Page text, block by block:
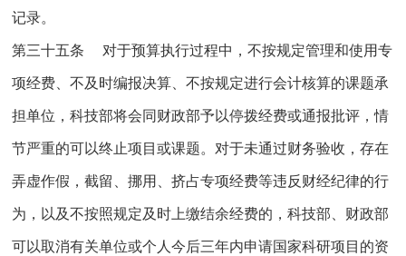
记录。
第三十五条 对于预算执行过程中，不按规定管理和使用专
项经费、不及时编报决算、不按规定进行会计核算的课题承
担单位，科技部将会同财政部予以停拨经费或通报批评，情
节严重的可以终止项目或课题。对于未通过财务验收，存在
弄虚作假，截留、挪用、挤占专项经费等违反财经纪律的行
为，以及不按照规定及时上缴结余经费的，科技部、财政部
可以取消有关单位或个人今后三年内申请国家科研项目的资